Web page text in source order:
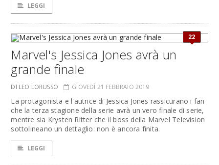
LEGGI
22
Marvel's Jessica Jones avrà un
grande finale
DI LEO LORUSSO GIOVEDÌ 21 FEBBRAIO 2019
La protagonista e l'autrice di Jessica Jones rassicurano i fan
che la terza stagione della serie avrà un vero finale di serie,
mentre sia Krysten Ritter che il boss della Marvel Television
sottolineano un dettaglio: non è ancora finita.
LEGGI